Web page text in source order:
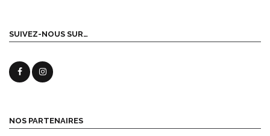
SUIVEZ-NOUS SUR…
NOS PARTENAIRES